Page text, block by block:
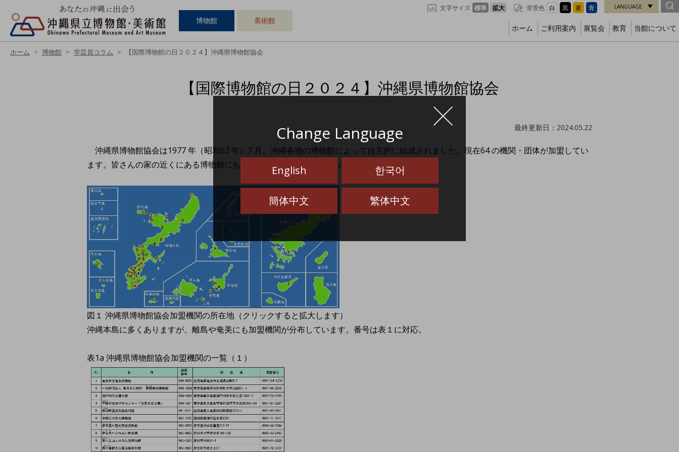
博物館 美術館
文字サイズ 標準 拡大 背景色 白 黒 黄 青 LANGUAGE
ホーム ご利用案内 展覧会 教育 当館について
Change Language
English 한국어
簡体中文 繁体中文
ホーム 博物館 学芸員コラム 【国際博物館の日２０２４】沖縄県博物館協会
【国際博物館の日２０２４】沖縄県博物館協会
最終更新日：2024.05.22
沖縄県博物館協会は1977 年（昭和52 年）7 月、沖縄各地の博物館によって自主的に結成されました。現在64 の機関・団体が加盟してい
ます。皆さんの家の近くにある博物館にも、ぜひ足を運んでみてください。
図１ 沖縄県博物館協会加盟機関の所在地（クリックすると拡大します）
沖縄本島に多くありますが、離島や奄美にも加盟機関が分布しています。番号は表１に対応。
表1a 沖縄県博物館協会加盟機関の一覧（１）